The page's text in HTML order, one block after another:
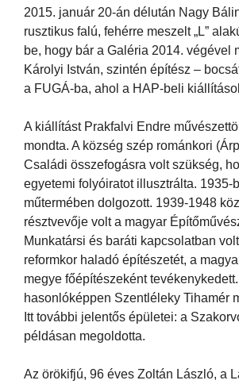
2015. január 20-án délután Nagy
rusztikus falú, fehérre meszelt „L”
be, hogy bár a Galéria 2014. végével
Károlyi István, szintén építész –
a FUGÁ-ba, ahol a HAP-beli
A kiállítást Prakfalvi Endre
mondta. A község szép románkori
Családi összefogásra volt szükség,
egyetemi folyóiratot illusztrálta.
műtermében dolgozott. 1939-1948
résztvevője volt a magyar
Munkatársi és baráti kapcsolatban
reformkor haladó építészetét, a
megye főépítészeként
hasonlóképpen Szentléleky Tihamér
Itt további jelentős épületei: a
példásan megoldotta.
Az örökifjú, 96 éves Zoltán László, a